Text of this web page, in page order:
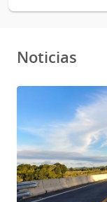
Noticias